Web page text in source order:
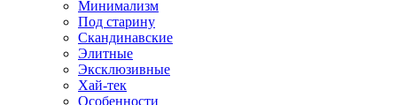
Минимализм
Под старину
Скандинавские
Элитные
Эксклюзивные
Хай-тек
Особенности